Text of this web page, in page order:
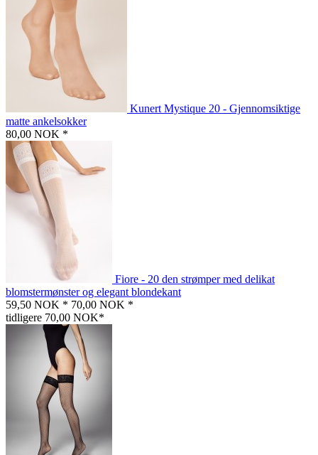
Kunert Mystique 20 - Gjennomsiktige
matte ankelsokker
80,00 NOK *
Fiore - 20 den strømper med delikat
blomstermønster og elegant blondekant
59,50 NOK * 70,00 NOK *
tidligere 70,00 NOK*